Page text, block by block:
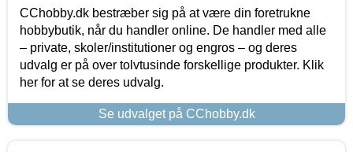
CChobby.dk bestræber sig på at være din foretrukne
hobbybutik, når du handler online. De handler med alle
– private, skoler/institutioner og engros – og deres
udvalg er på over tolvtusinde forskellige produkter. Klik
her for at se deres udvalg.
Se udvalget på CChobby.dk